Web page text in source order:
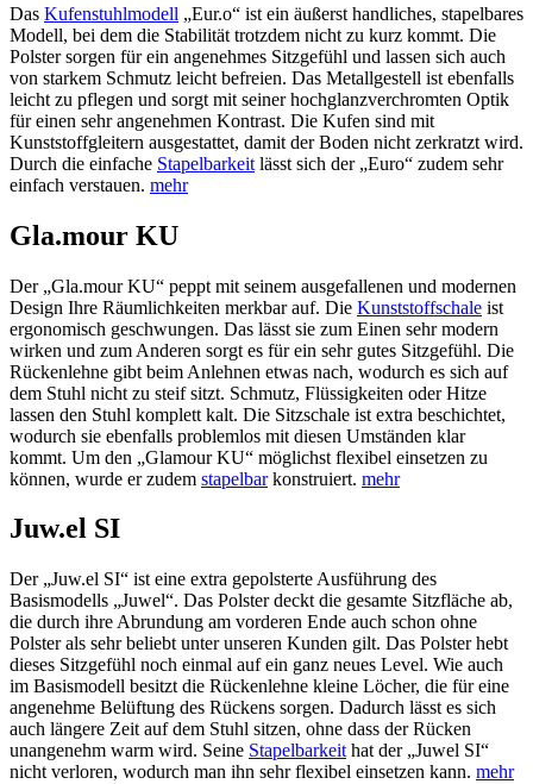
Das Kufenstuhlmodell „Eur.o“ ist ein äußerst handliches, stapelbares
Modell, bei dem die Stabilität trotzdem nicht zu kurz kommt. Die
Polster sorgen für ein angenehmes Sitzgefühl und lassen sich auch
von starkem Schmutz leicht befreien. Das Metallgestell ist ebenfalls
leicht zu pflegen und sorgt mit seiner hochglanzverchromten Optik
für einen sehr angenehmen Kontrast. Die Kufen sind mit
Kunststoffgleitern ausgestattet, damit der Boden nicht zerkratzt wird.
Durch die einfache Stapelbarkeit lässt sich der „Euro“ zudem sehr
einfach verstauen. mehr
Gla.mour KU
Der „Gla.mour KU“ peppt mit seinem ausgefallenen und modernen
Design Ihre Räumlichkeiten merkbar auf. Die Kunststoffschale ist
ergonomisch geschwungen. Das lässt sie zum Einen sehr modern
wirken und zum Anderen sorgt es für ein sehr gutes Sitzgefühl. Die
Rückenlehne gibt beim Anlehnen etwas nach, wodurch es sich auf
dem Stuhl nicht zu steif sitzt. Schmutz, Flüssigkeiten oder Hitze
lassen den Stuhl komplett kalt. Die Sitzschale ist extra beschichtet,
wodurch sie ebenfalls problemlos mit diesen Umständen klar
kommt. Um den „Glamour KU“ möglichst flexibel einsetzen zu
können, wurde er zudem stapelbarkonstruiert. mehr
Juw.el SI
Der „Juw.el SI“ ist eine extra gepolsterte Ausführung des
Basismodells „Juwel“. Das Polster deckt die gesamte Sitzfläche ab,
die durch ihre Abrundung am vorderen Ende auch schon ohne
Polster als sehr beliebt unter unseren Kunden gilt. Das Polster hebt
dieses Sitzgefühl noch einmal auf ein ganz neues Level. Wie auch
im Basismodell besitzt die Rückenlehne kleine Löcher, die für eine
angenehme Belüftung des Rückens sorgen. Dadurch lässt es sich
auch längere Zeit auf dem Stuhl sitzen, ohne dass der Rücken
unangenehm warm wird. Seine Stapelbarkeit hat der „Juwel SI“
nicht verloren, wodurch man ihn sehr flexibel einsetzen kann. mehr